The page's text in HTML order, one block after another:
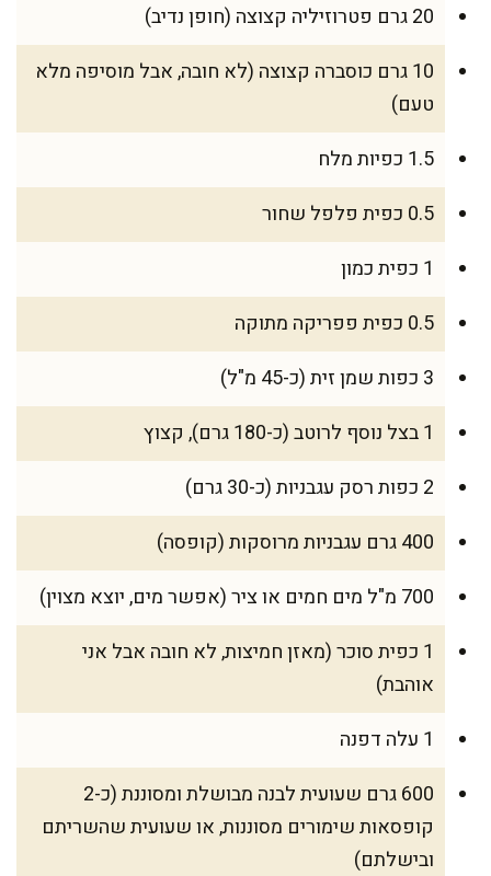
20 גרם פטרוזיליה קצוצה (חופן נדיב)
10 גרם כוסברה קצוצה (לא חובה, אבל מוסיפה מלא
טעם)
1.5 כפיות מלח
0.5 כפית פלפל שחור
1 כפית כמון
0.5 כפית פפריקה מתוקה
3 כפות שמן זית (כ-45 מ"ל)
1 בצל נוסף לרוטב (כ-180 גרם), קצוץ
2 כפות רסק עגבניות (כ-30 גרם)
400 גרם עגבניות מרוסקות (קופסה)
700 מ"ל מים חמים או ציר (אפשר מים, יוצא מצוין)
1 כפית סוכר (מאזן חמיצות, לא חובה אבל אני
אוהבת)
1 עלה דפנה
600 גרם שעועית לבנה מבושלת ומסוננת (כ-2
קופסאות שימורים מסוננות, או שעועית שהשריתם
ובישלתם)